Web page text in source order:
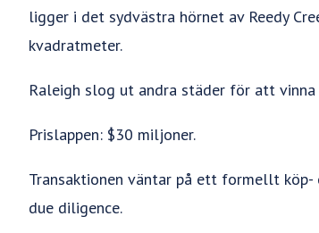
ligger i det sydvästra hörnet av Reedy
kvadratmeter.
Raleigh slog ut andra städer för att vinna
Prislappen: $30 miljoner.
Transaktionen väntar på ett formellt
due diligence.